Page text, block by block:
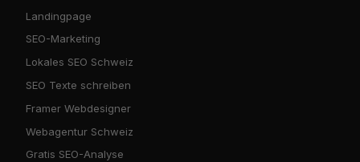
Landingpage
SEO-Marketing
Lokales SEO Schweiz
SEO Texte schreiben
Framer Webdesigner
Webagentur Schweiz
Gratis SEO-Analyse